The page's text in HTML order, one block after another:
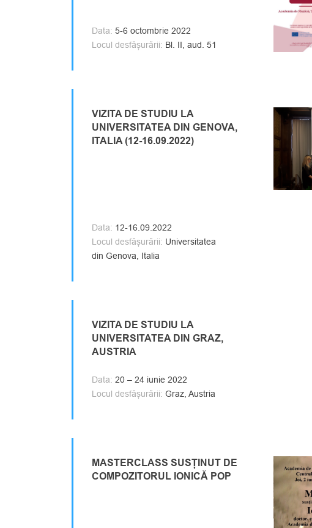
Data: 5-6 octombrie 2022
Locul desfășurării: Bl. II, aud. 51
VIZITA DE STUDIU LA
UNIVERSITATEA DIN GENOVA,
ITALIA (12-16.09.2022)
Data: 12-16.09.2022
Locul desfășurării: Universitatea
din Genova, Italia
VIZITA DE STUDIU LA
UNIVERSITATEA DIN GRAZ,
AUSTRIA
Data: 20 – 24 iunie 2022
Locul desfășurării: Graz, Austria
MASTERCLASS SUSȚINUT DE
COMPOZITORUL IONICĂ POP